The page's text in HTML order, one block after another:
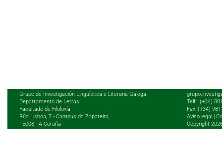
Grupo de Investigación Lingüística e Literaria Galega
Departamento de Letras.
Facultade de Filoloxía
Rúa Lisboa, 7 - Campus da Zapateira,
15008 - A Coruña
Telf.: (+34)
Fax: (+34)
Aviso legal
Copyright